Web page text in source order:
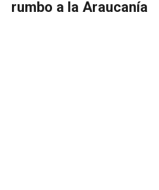
rumbo a la Araucanía